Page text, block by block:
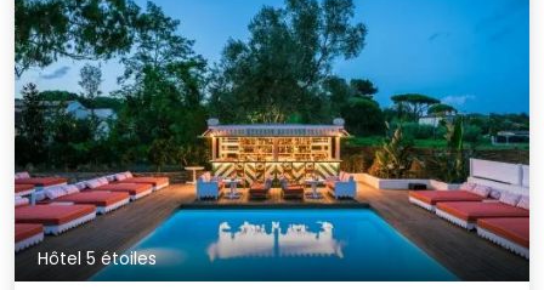
Hôtel 5 étoiles